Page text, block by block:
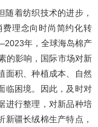
着纺织技术的进步，
理念向时尚简约化转
年，全球海岛棉产
的影响，国际市场对新
面积、种植成本、自然
临困境。因此，及时对
进行整理，对新品种培
疆长绒棉生产特点，